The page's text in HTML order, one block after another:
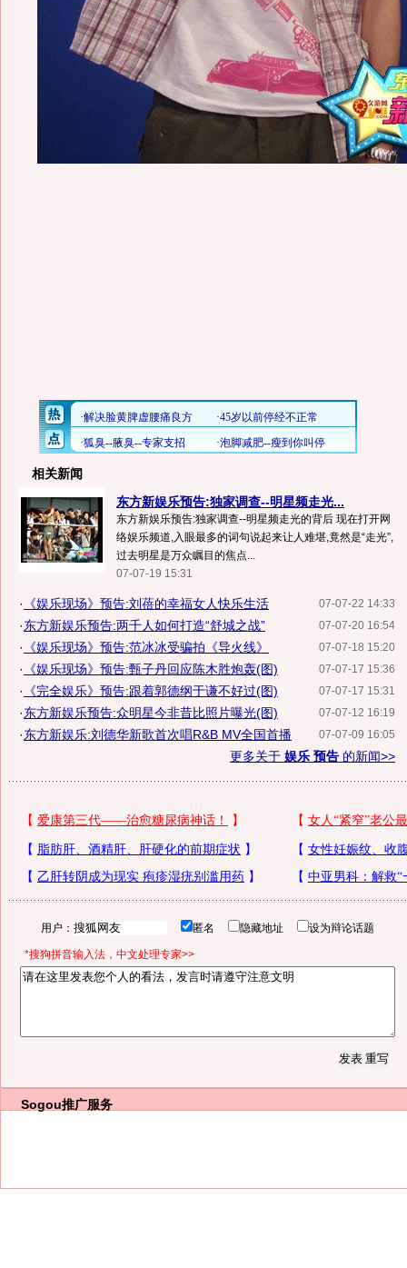
相关新闻
东方新娱乐预告:独家调查--明星频走光...
东方新娱乐预告:独家调查--明星频走光的背后 现在打开网
络娱乐频道,入眼最多的词句说起来让人难堪,竟然是“走光”,
过去明星是万众瞩目的焦点...
07-07-19 15:31
07-07-22 14:33
· 《娱乐现场》预告:刘蓓的幸福女人快乐生活
07-07-20 16:54
·东方新娱乐预告:两千人如何打造“舒城之战”
07-07-18 15:20
· 《娱乐现场》预告:范冰冰受骗拍《导火线》
07-07-17 15:36
· 《娱乐现场》预告:甄子丹回应陈木胜炮轰(图)
07-07-17 15:31
· 《完全娱乐》预告:跟着郭德纲于谦不好过(图)
07-07-12 16:19
·东方新娱乐预告:众明星今非昔比照片曝光(图)
07-07-09 16:05
·东方新娱乐:刘德华新歌首次唱R&B MV全国首播
更多关于 娱乐 预告 的新闻>>
用户： 匿名 隐藏地址 设为辩论话题
*搜狗拼音输入法，中文处理专家>>
Sogou推广服务